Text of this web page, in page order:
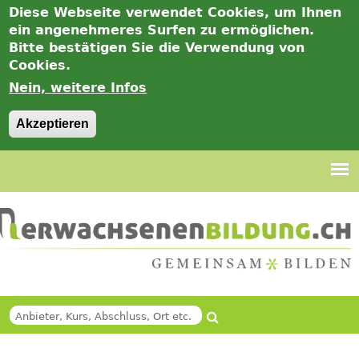
Diese Webseite verwendet Cookies, um Ihnen
ein angenehmeres Surfen zu ermöglichen.
Bitte bestätigen Sie die Verwendung von
Cookies.
Nein, weitere Infos
Akzeptieren
Suche
Back